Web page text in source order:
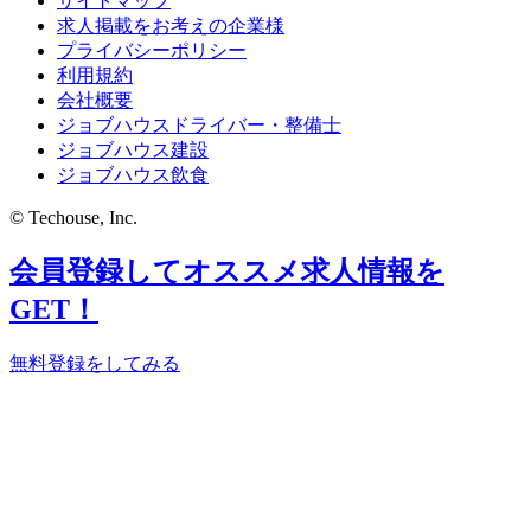
求人掲載をお考えの企業様
プライバシーポリシー
利用規約
会社概要
ジョブハウスドライバー・整備士
ジョブハウス建設
ジョブハウス飲食
© Techouse, Inc.
会員登録してオススメ求人情報を
GET！
無料登録をしてみる